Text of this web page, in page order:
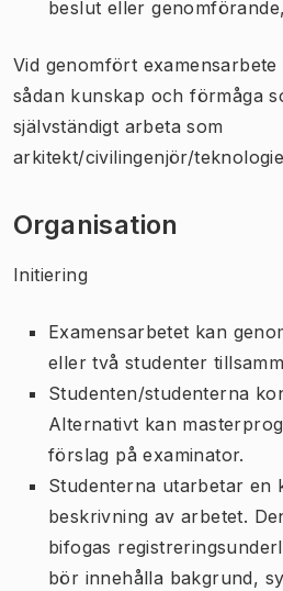
beslut eller
Vid genomfört
sådan kunskap och förmåga
självständigt arbeta som
arkitekt/civilingenjör/
Organisation
Initiering
Examensarbetet kan
eller två studenter
Studenten/studenterna
Alternativt kan
förslag på examinator.
Studenterna utarbetar en
beskrivning av arbetet.
bifogas
bör innehålla bakgrund,